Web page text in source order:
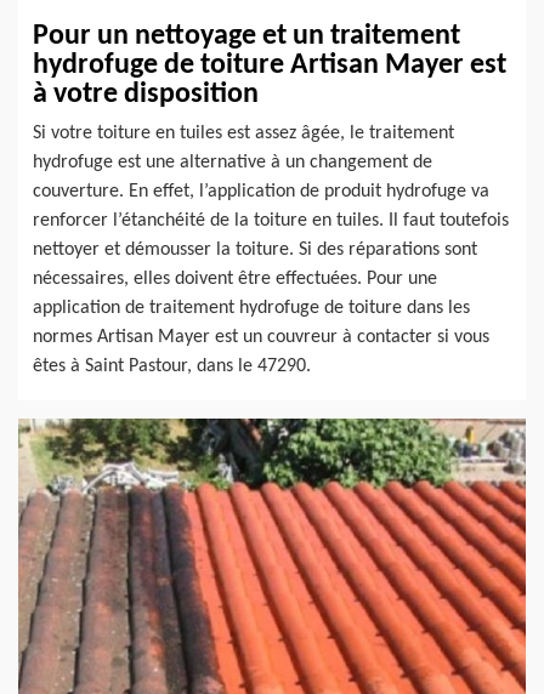
Pour un nettoyage et un traitement
hydrofuge de toiture Artisan Mayer est
à votre disposition
Si votre toiture en tuiles est assez âgée, le traitement
hydrofuge est une alternative à un changement de
couverture. En effet, l’application de produit hydrofuge va
renforcer l’étanchéité de la toiture en tuiles. Il faut toutefois
nettoyer et démousser la toiture. Si des réparations sont
nécessaires, elles doivent être effectuées. Pour une
application de traitement hydrofuge de toiture dans les
normes Artisan Mayer est un couvreur à contacter si vous
êtes à Saint Pastour, dans le 47290.